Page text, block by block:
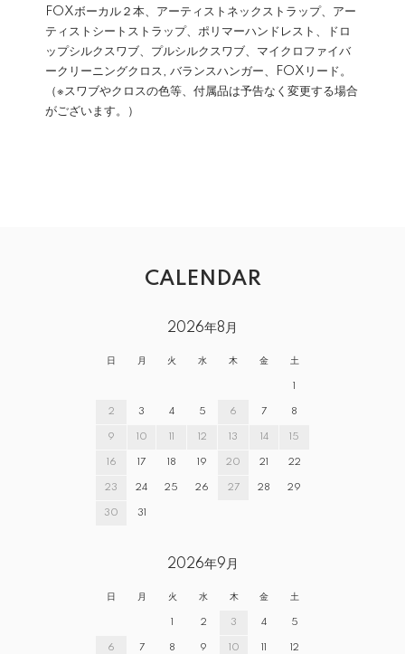
FOXボーカル２本、アーティストネックストラップ、アー
ティストシートストラップ、ポリマーハンドレスト、ドロ
ップシルクスワブ、プルシルクスワブ、マイクロファイバ
ークリーニングクロス, バランスハンガー、FOXリード。
（※スワブやクロスの色等、付属品は予告なく変更する場合
がございます。）
CALENDAR
2026年8月
日 月 火 水 木 金 土
1
2 3 4 5 6 7 8
9 10 11 12 13 14 15
16 17 18 19 20 21 22
23 24 25 26 27 28 29
30 31
2026年9月
日 月 火 水 木 金 土
1 2 3 4 5
6 7 8 9 10 11 12